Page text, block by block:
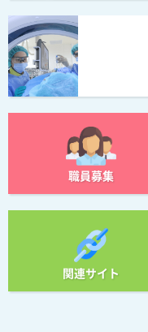
職員募集
関連サイト